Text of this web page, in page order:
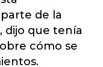
de la
dijo que tenía
cómo se